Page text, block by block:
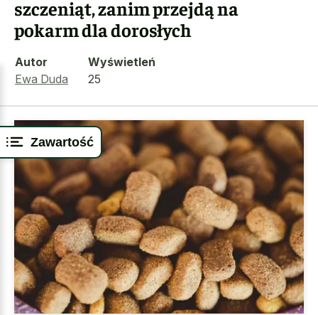
Zawartość
szczeniąt, zanim przejdą na
pokarm dla dorosłych
Autor
Ewa Duda
Wyświetleń
25